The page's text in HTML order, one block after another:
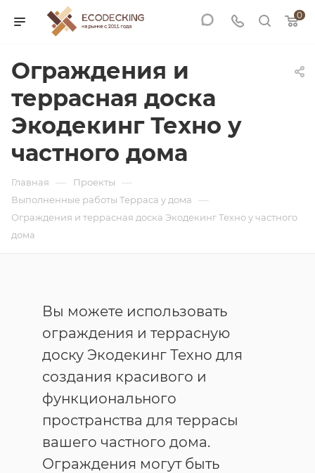
0
Ограждения и
террасная доска
Экодекинг Техно у
частного дома
Главная — Проекты —
Выполненные работы Терраса у дома —
Ограждения и террасная доска Экодекинг Техно у частного
дома
Вы можете использовать
ограждения и террасную
доску Экодекинг Техно для
создания красивого и
функционального
пространства для террасы
вашего частного дома.
Ограждения могут быть